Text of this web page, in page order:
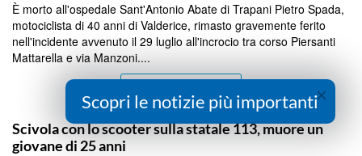
È morto all'ospedale Sant'Antonio Abate di Trapani Pietro Spada,
motociclista di 40 anni di Valderice, rimasto gravemente ferito
nell'incidente avvenuto il 29 luglio all'incrocio tra corso Piersanti
Mattarella e via Manzoni....
Scivola con lo scooter sulla statale 113, muore un
giovane di 25 anni
×
Scopri le notizie più importanti